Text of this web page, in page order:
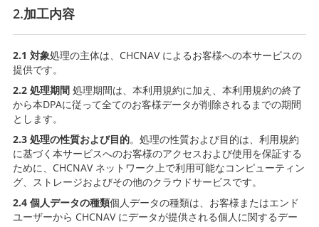
2.加工内容
2.1 対象処理の主体は、CHCNAV によるお客様への本サービスの
提供です。
2.2 処理期間 処理期間は、本利用規約に加え、本利用規約の終了
から本DPAに従って全てのお客様データが削除されるまでの期間
とします。
2.3 処理の性質および目的。処理の性質および目的は、利用規約
に基づく本サービスへのお客様のアクセスおよび使用を保証する
ために、CHCNAV ネットワーク上で利用可能なコンピューティン
グ、ストレージおよびその他のクラウドサービスです。
2.4 個人データの種類個人データの種類は、お客様またはエンド
ユーザーから CHCNAV にデータが提供される個人に関するデー